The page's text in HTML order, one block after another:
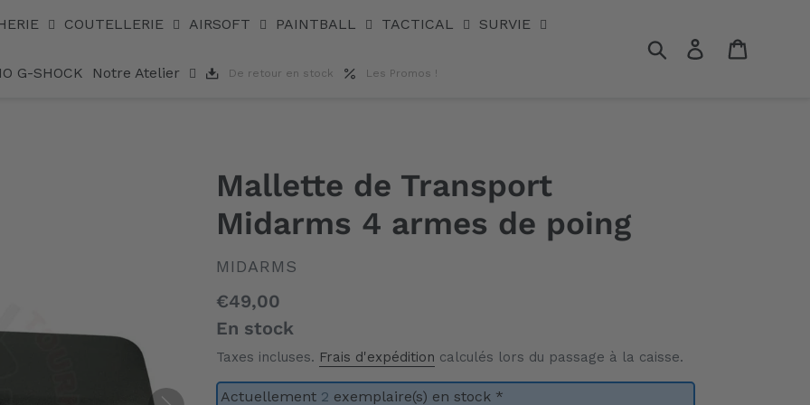
COUTELLERIE AIRSOFT PAINTBALL TACTICAL SURVIE
G-SHOCK Notre Atelier De retour en stock Les Promos !
RechercherSe connecter
Mallette de Transport
Midarms 4 armes de poing
DISTRIBUTEUR
MIDARMS
Prix
normal
€49,00
En stock
Taxes incluses. Frais d'expédition calculés lors du passage à la caisse.
Actuellement 2 exemplaire(s) en stock *